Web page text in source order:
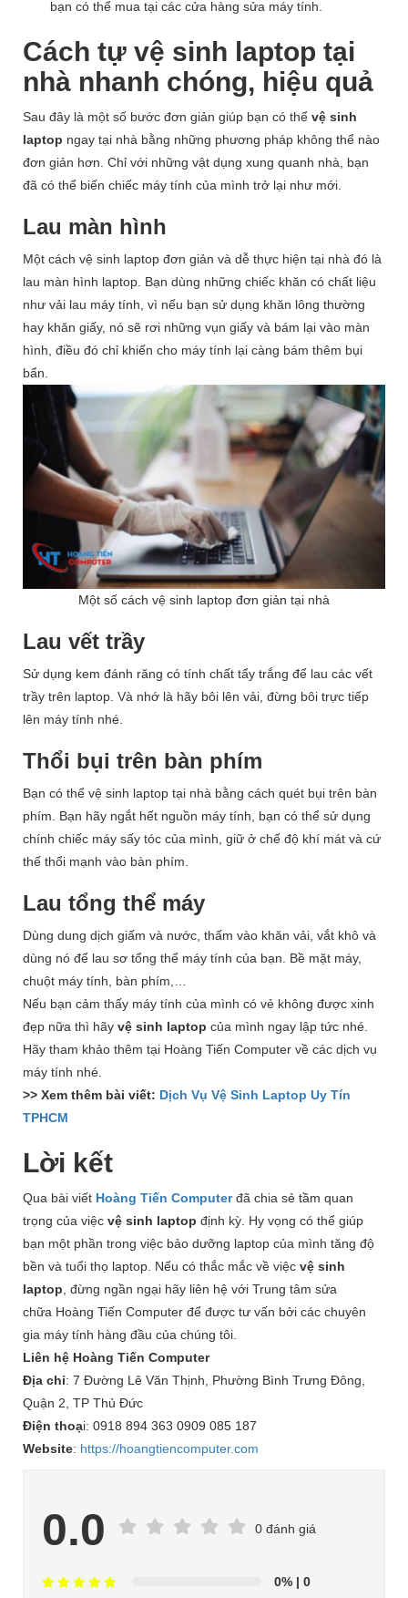
bạn có thể mua tại các cửa hàng sửa máy tính.
Cách tự vệ sinh laptop tại
nhà nhanh chóng, hiệu quả
Sau đây là một số bước đơn giản giúp bạn có thể vệ sinh
laptop ngay tại nhà bằng những phương pháp không thể nào
đơn giản hơn. Chỉ với những vật dụng xung quanh nhà, bạn
đã có thể biến chiếc máy tính của mình trở lại như mới.
Lau màn hình
Một cách vệ sinh laptop đơn giản và dễ thực hiện tại nhà đó là
lau màn hình laptop. Bạn dùng những chiếc khăn có chất liệu
như vải lau máy tính, vì nếu bạn sử dụng khăn lông thường
hay khăn giấy, nó sẽ rơi những vụn giấy và bám lại vào màn
hình, điều đó chỉ khiến cho máy tính lại càng bám thêm bụi
bẩn.
Một số cách vệ sinh laptop đơn giản tại nhà
Lau vết trầy
Sử dụng kem đánh răng có tính chất tẩy trắng để lau các vết
trầy trên laptop. Và nhớ là hãy bôi lên vải, đừng bôi trực tiếp
lên máy tính nhé.
Thổi bụi trên bàn phím
Bạn có thể vệ sinh laptop tại nhà bằng cách quét bụi trên bàn
phím. Bạn hãy ngắt hết nguồn máy tính, bạn có thể sử dụng
chính chiếc máy sấy tóc của mình, giữ ở chế độ khí mát và cứ
thế thổi mạnh vào bàn phím.
Lau tổng thể máy
Dùng dung dịch giấm và nước, thấm vào khăn vải, vắt khô và
dùng nó để lau sơ tổng thể máy tính của bạn. Bề mặt máy,
chuột máy tính, bàn phím,…
Nếu bạn cảm thấy máy tính của mình có vẻ không được xinh
đẹp nữa thì hãy vệ sinh laptop của mình ngay lập tức nhé.
Hãy tham khảo thêm tại Hoàng Tiến Computer về các dịch vụ
máy tính nhé.
>> Xem thêm bài viết: Dịch Vụ Vệ Sinh Laptop Uy Tín
TPHCM
Lời kết
Qua bài viết Hoàng Tiến Computerđã chia sẻ tầm quan
trọng của việc vệ sinh laptop định kỳ. Hy vọng có thể giúp
bạn một phần trong việc bảo dưỡng laptop của mình tăng độ
bền và tuổi thọ laptop. Nếu có thắc mắc về việc vệ sinh
laptop , đừng ngần ngại hãy liên hệ với Trung tâm sửa
chữa Hoàng Tiến Computer để được tư vấn bởi các chuyên
gia máy tính hàng đầu của chúng tôi.
Liên hệ Hoàng Tiến Computer
Địa chỉ: 7 Đường Lê Văn Thịnh, Phường Bình Trưng Đông,
Quận 2, TP Thủ Đức
Điện thoại: 0918 894 363 0909 085 187
Website: https://hoangtiencomputer.com
0.0 0 đánh giá
0% | 0